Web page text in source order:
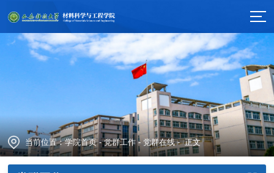
当前位置：学院首页-党群工作-党群在线- 正文